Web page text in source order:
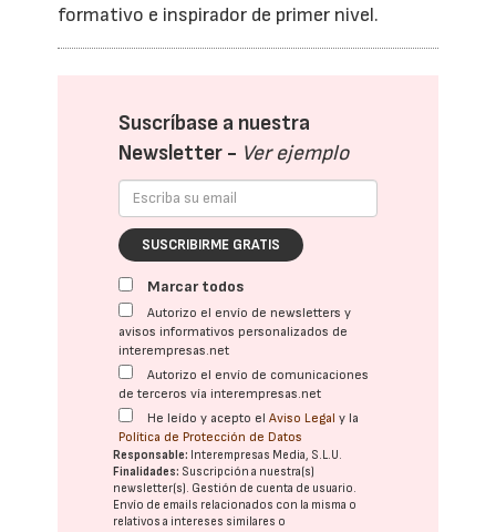
formativo e inspirador de primer nivel.
Suscríbase a nuestra
Newsletter - Ver ejemplo
SUSCRIBIRME GRATIS
Marcar todos
Autorizo el envío de newsletters y
avisos informativos personalizados de
interempresas.net
Autorizo el envío de comunicaciones
de terceros vía interempresas.net
He leído y acepto elAviso Legal y la
Política de Protección de Datos
Responsable: Interempresas Media, S.L.U.
Finalidades: Suscripción a nuestra(s)
newsletter(s). Gestión de cuenta de usuario.
Envío de emails relacionados con la misma o
relativos a intereses similares o